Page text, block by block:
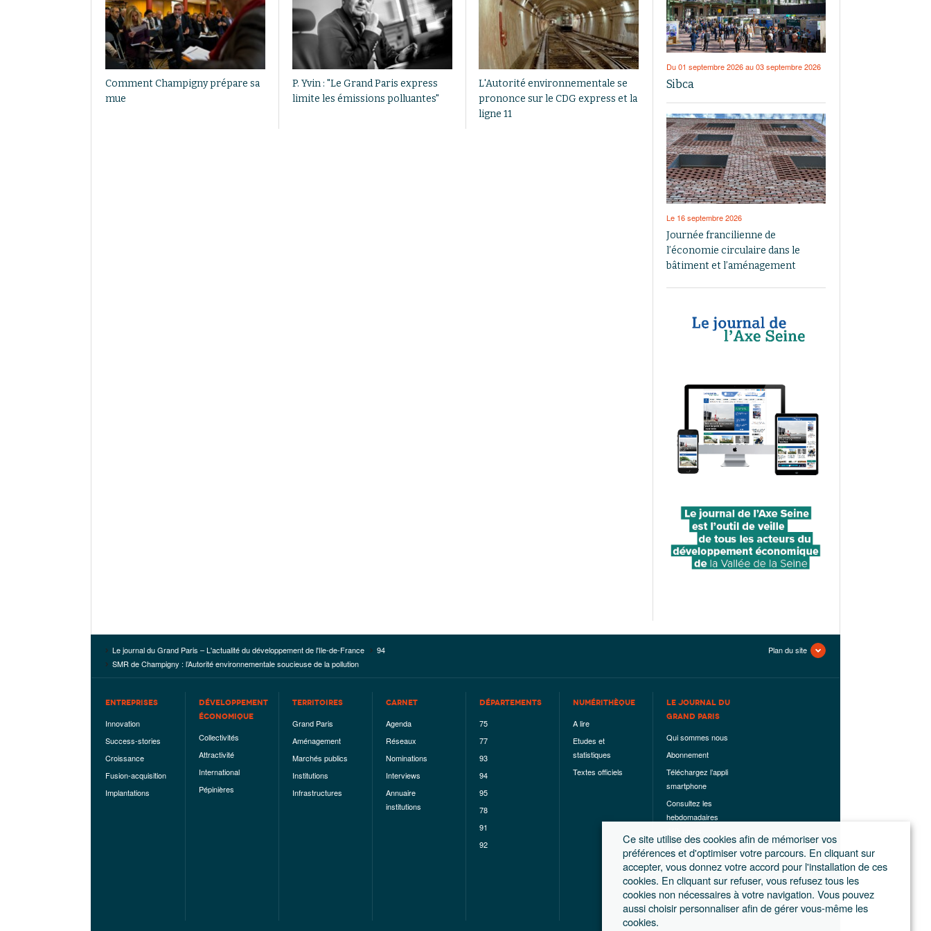
Comment Champigny prépare sa
mue
P. Yvin : "Le Grand Paris express
limite les émissions polluantes"
L'Autorité environnementale se
prononce sur le CDG express et la
ligne 11
Du 01 septembre 2026 au 03 septembre 2026
Sibca
Le 16 septembre 2026
Journée francilienne de
l’économie circulaire dans le
bâtiment et l’aménagement
Le journal du Grand Paris – L'actualité du développement de l'Ile-de-France
94
SMR de Champigny : l’Autorité environnementale soucieuse de la pollution
Plan du site
ENTREPRISES
Innovation
Success-stories
Croissance
Fusion-acquisition
Implantations
DÉVELOPPEMENT
ÉCONOMIQUE
Collectivités
Attractivité
International
Pépinières
TERRITOIRES
Grand Paris
Aménagement
Marchés publics
Institutions
Infrastructures
CARNET
Agenda
Réseaux
Nominations
Interviews
Annuaire
institutions
DÉPARTEMENTS
75
77
93
94
95
78
91
92
NUMÉRITHÈQUE
A lire
Etudes et
statistiques
Textes officiels
LE JOURNAL DU
GRAND PARIS
Qui sommes nous
Abonnement
Téléchargez l’appli
smartphone
Consultez les
hebdomadaires
Les hors-séries
Mentions légales
Conditions
générales de
ventes
Ce site utilise des cookies afin de mémoriser vos
préférences et d'optimiser votre parcours. En cliquant sur
accepter, vous donnez votre accord pour l'installation de ces
cookies. En cliquant sur refuser, vous refusez tous les
cookies non nécessaires à votre navigation. Vous pouvez
aussi choisir personnaliser afin de gérer vous-même les
cookies.